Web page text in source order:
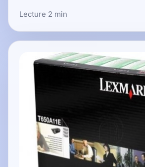
Lecture 2 min